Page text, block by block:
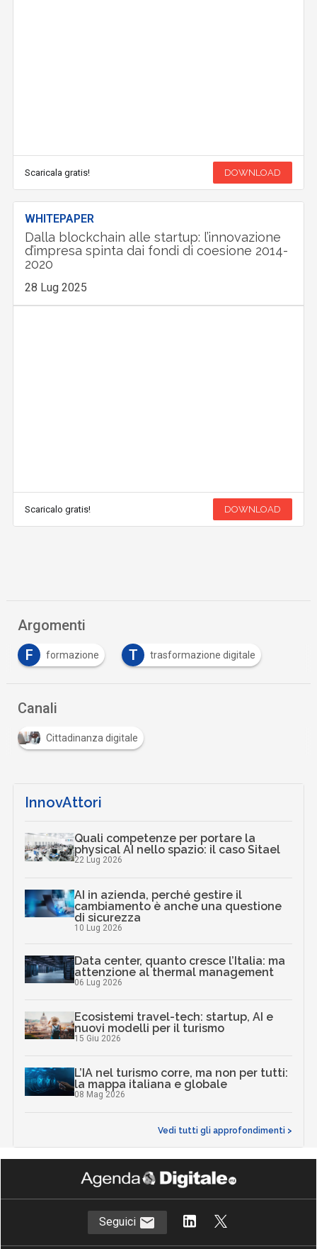
Scaricala gratis! DOWNLOAD
WHITEPAPER
Dalla blockchain alle startup: l’innovazione
d’impresa spinta dai fondi di coesione 2014-
2020
28 Lug 2025
Scaricalo gratis! DOWNLOAD
Argomenti
F
formazione T trasformazione digitale
Canali
Cittadinanza digitale
InnovAttori
Quali competenze per portare la
physical AI nello spazio: il caso Sitael
22 Lug 2026
AI in azienda, perché gestire il
cambiamento è anche una questione
di sicurezza
10 Lug 2026
Data center, quanto cresce l’Italia: ma
attenzione al thermal management
06 Lug 2026
Ecosistemi travel-tech: startup, AI e
nuovi modelli per il turismo
15 Giu 2026
L’IA nel turismo corre, ma non per tutti:
la mappa italiana e globale
08 Mag 2026
Vedi tutti gli approfondimenti >
Seguici